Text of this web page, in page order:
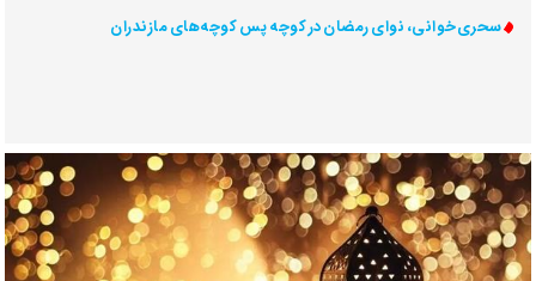
سحری‌خوانی، نوای رمضان در کوچه پس کوچه‌های مازندران